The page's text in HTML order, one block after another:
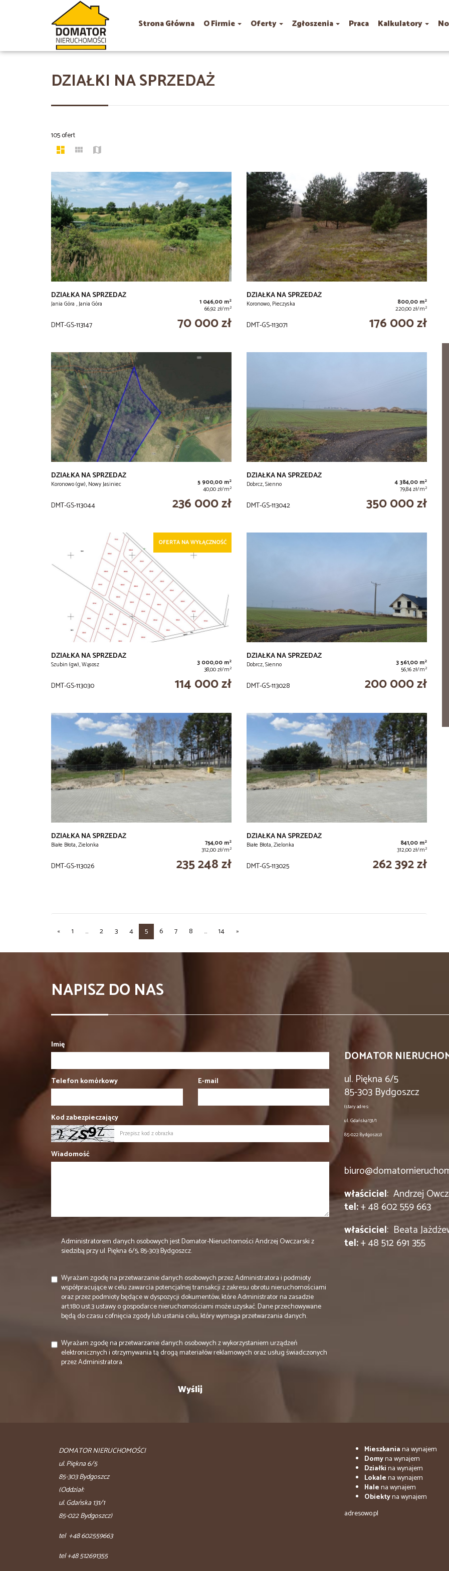
Strona Główna O Firmie Oferty Zgłoszenia Praca Kalkulatory
DZIAŁKI NA SPRZEDAŻ
105 ofert
DZIAŁKA NA SPRZEDAŻ
Jania Góra , Jania Góra 1 046,00 m2
66,92 zł/m2
DMT-GS-113147 70 000 zł
DZIAŁKA NA SPRZEDAŻ
Koronowo, Pieczyska 800,00 m2
220,00 zł/m2
DMT-GS-113071 176 000 zł
DZIAŁKA NA SPRZEDAŻ
Koronowo (gw), Nowy Jasiniec 5 900,00 m2
40,00 zł/m2
DMT-GS-113044 236 000 zł
DZIAŁKA NA SPRZEDAŻ
Dobrcz, Sienno 4 384,00 m2
79,84 zł/m2
DMT-GS-113042 350 000 zł
OFERTA NA WYŁĄCZNOŚĆ
DZIAŁKA NA SPRZEDAŻ
Szubin (gw), Wąsosz 3 000,00 m2
38,00 zł/m2
DMT-GS-113030 114 000 zł
DZIAŁKA NA SPRZEDAŻ
Dobrcz, Sienno 3 561,00 m2
56,16 zł/m2
DMT-GS-113028 200 000 zł
DZIAŁKA NA SPRZEDAŻ
Białe Błota, Zielonka 754,00 m2
312,00 zł/m2
DMT-GS-113026 235 248 zł
DZIAŁKA NA SPRZEDAŻ
Białe Błota, Zielonka 841,00 m2
312,00 zł/m2
DMT-GS-113025 262 392 zł
« 1 ... 2 3 4 5 6 7 8 ... 14 »
NAPISZ DO NAS
Imię
Telefon komórkowy E-mail
Kod zabezpieczający
Wiadomość
Administratorem danych osobowych jest Domator-Nieruchomości Andrzej Owczarski z
siedzibą przy ul. Piękna 6/5, 85-303 Bydgoszcz.
Wyrażam zgodę na przetwarzanie danych osobowych przez Administratora i podmioty
współpracujące w celu zawarcia potencjalnej transakcji z zakresu obrotu nieruchomościami
oraz przez podmioty będące w dyspozycji dokumentów, które Administrator na zasadzie
art.180 ust.3 ustawy o gospodarce nieruchomościami może uzyskać. Dane przechowywane
będą do czasu cofnięcia zgody lub ustania celu, który wymaga przetwarzania danych.
Wyrażam zgodę na przetwarzanie danych osobowych z wykorzystaniem urządzeń
elektronicznych i otrzymywania tą drogą materiałów reklamowych oraz usług świadczonych
przez Administratora.
DOMATOR
ul. Piękna 6/5
85-303 Bydgoszcz
(stary adres:
ul. Gdańska 131/1
85-022 Bydgoszcz)
właściciel: Andrzej
tel:+ 48 602 559 663
właściciel: Beata
tel:+ 48 512 691 355
DOMATOR NIERUCHOMOŚCI
ul. Piękna 6/5
85-303 Bydgoszcz
(Oddział:
ul. Gdańska 131/1
85-022 Bydgoszcz)
tel +48 602559663
tel +48 512691355
Mieszkaniana wynajem
Domyna wynajem
Działkina wynajem
Lokalena wynajem
Halena wynajem
Obiektyna wynajem
adresowo.pl